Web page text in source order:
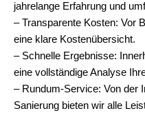
jahrelange Erfahrung und
– Transparente Kosten: Vor
eine klare Kostenübersicht.
– Schnelle Ergebnisse:
eine vollständige Analyse
– Rundum-Service: Von der
Sanierung bieten wir alle